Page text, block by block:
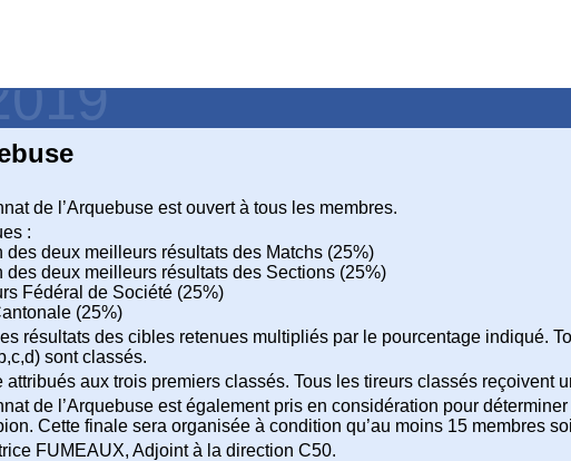
de l’Arquebuse est ouvert à tous les membres.
:
des deux meilleurs résultats des Matchs (25%)
des deux meilleurs résultats des Sections (25%)
Fédéral de Société (25%)
(25%)
résultats des cibles retenues multipliés par le pourcentage indiqué.
sont classés.
attribués aux trois premiers classés. Tous les tireurs classés reçoivent
de l’Arquebuse est également pris en considération pour
Cette finale sera organisée à condition qu’au moins 15 membres
FUMEAUX, Adjoint à la direction C50.